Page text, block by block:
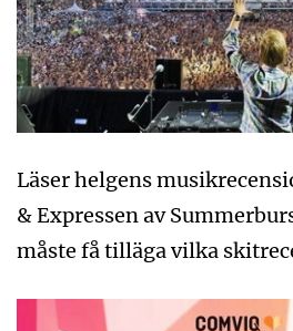
Läser helgens
& Expressen av
måste få tilläga vilka